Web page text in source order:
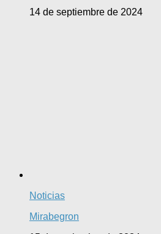
14 de septiembre de 2024
Noticias
Mirabegron